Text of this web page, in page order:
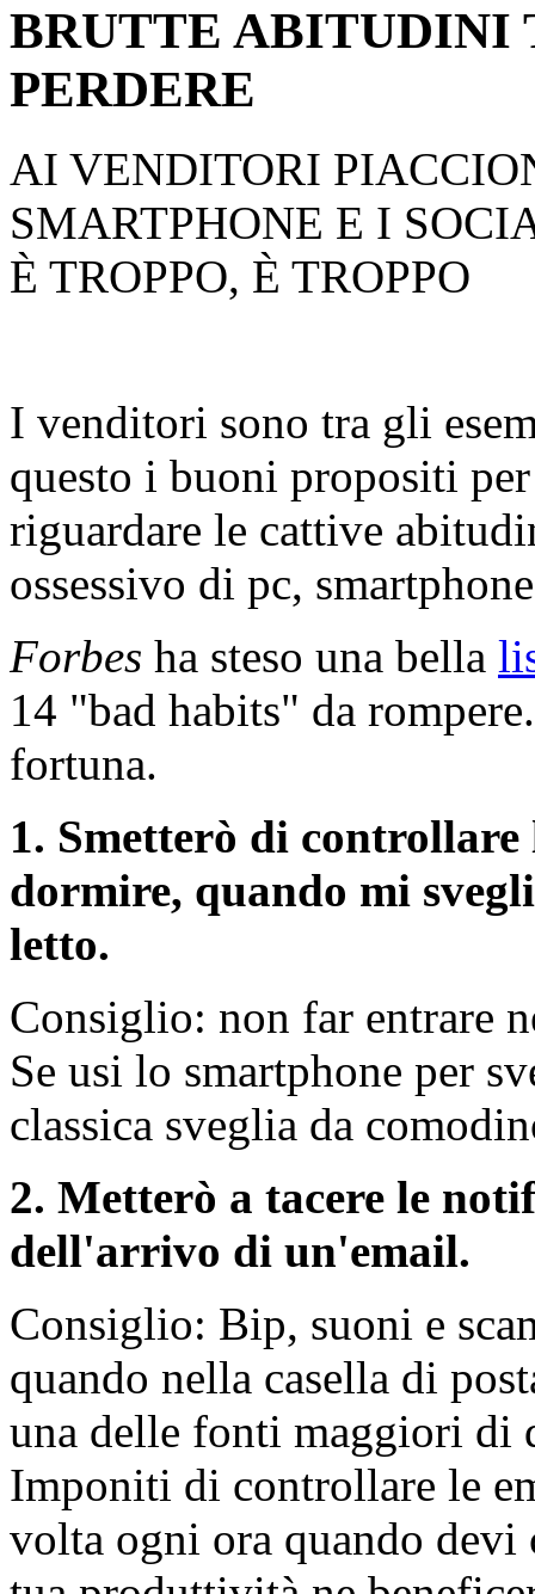
BRUTTE ABITUDINI
PERDERE
AI VENDITORI
SMARTPHONE E I
È TROPPO, È TROPPO
I venditori sono tra gli
questo i buoni propositi
riguardare le cattive
ossessivo di pc,
Forbes ha steso una bella
14 "bad habits" da
fortuna.
1. Smetterò di
dormire, quando mi
letto.
Consiglio: non far entrare
Se usi lo smartphone per
classica sveglia da
2. Metterò a tacere le
dell'arrivo di un'email.
Consiglio: Bip, suoni e
quando nella casella di
una delle fonti maggiori di
Imponiti di controllare le
volta ogni ora quando